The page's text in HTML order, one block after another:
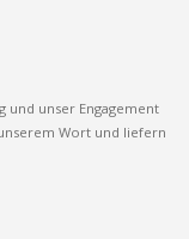
und unser Engagement
Wort und liefern